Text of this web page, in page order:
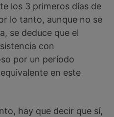
los 3 primeros días de
lo tanto, aunque no se
se deduce que el
con
por un período
en este
hay que decir que sí,